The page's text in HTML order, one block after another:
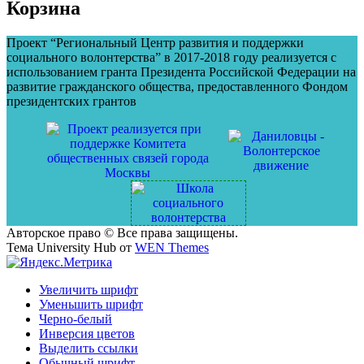
Корзина
Проект “Региональный Центр развития и поддержки
социального волонтерства” в 2017-2018 году реализуется с
использованием гранта Президента Российской Федерации на
развитие гражданского общества, предоставленного Фондом
президентских грантов
Авторское право © Все права защищены.
Тема University Hub от WEN Themes
Увеличить шрифт
Уменьшить шрифт
Черно-белый
Инверсия цветов
Выделить ссылки